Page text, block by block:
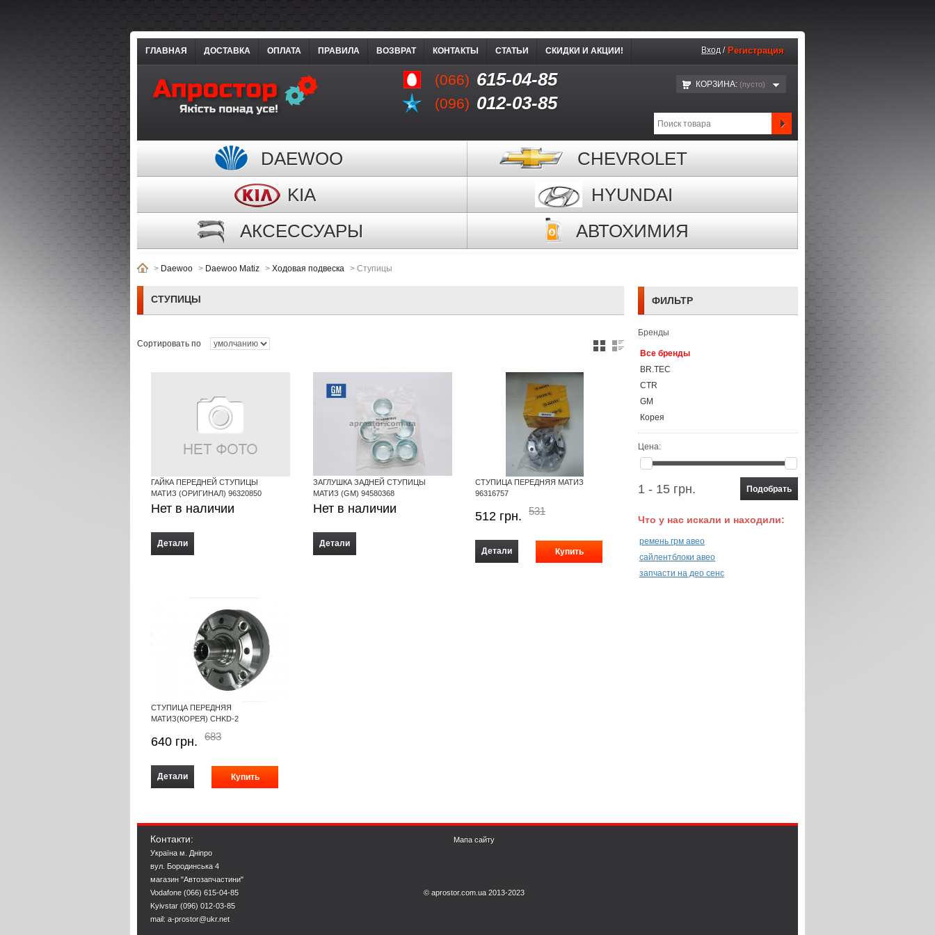
(066) 615-04-85
(096) 012-03-85
ГЛАВНАЯ ДОСТАВКА ОПЛАТА ПРАВИЛА ВОЗВРАТ КОНТАКТЫ СТАТЬИ СКИДКИ И АКЦИИ! Вход / Регистрация
КОРЗИНА: (пустo)
DAEWOO
CHEVROLET
KIA
HYUNDAI
АКСЕССУАРЫ
АВТОХИМИЯ
> Daewoo > Daewoo Matiz > Ходовая подвеска > Ступицы
СТУПИЦЫ
Сортировать по
ГАЙКА ПЕРЕДНЕЙ СТУПИЦЫ
МАТИЗ (ОРИГИНАЛ) 96320850
Нет в наличии
Детали
ЗАГЛУШКА ЗАДНЕЙ СТУПИЦЫ
МАТИЗ (GM) 94580368
Нет в наличии
Детали
СТУПИЦА ПЕРЕДНЯЯ МАТИЗ
96316757
512 грн. 531
Детали
СТУПИЦА ПЕРЕДНЯЯ
МАТИЗ(КОРЕЯ) CHKD-2
640 грн. 683
Детали
ФИЛЬТР
Бренды
Все бренды
BR.TEC
CTR
GM
Корея
Цена:
1 - 15 грн.
Что у нас искали и находили:
ремень грм авео
сайлентблоки авео
запчасти на део сенс
Контакти:
Україна м. Дніпро
вул. Бородинська 4
магазин "Автозапчастини"
Vodafone (066) 615-04-85
Kyivstar (096) 012-03-85
mail: a-prostor@ukr.net
Мапа сайту
© aprostor.com.ua 2013-2023